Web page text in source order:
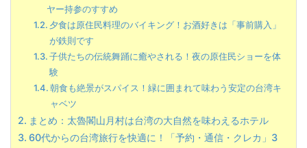
ヤー持参のすすめ
夕食は原住民料理のバイキング！お酒好きは「事前購入」
が鉄則です
子供たちの伝統舞踊に癒やされる！夜の原住民ショーを体
験
朝食も絶景がスパイス！緑に囲まれて味わう安定の台湾キ
ャベツ
まとめ：太魯閣山月村は台湾の大自然を味わえるホテル
60代からの台湾旅行を快適に！「予約・通信・クレカ」3